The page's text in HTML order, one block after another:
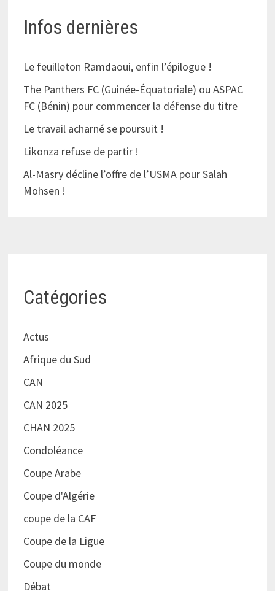
Infos dernières
Le feuilleton Ramdaoui, enfin l’épilogue !
The Panthers FC (Guinée-Équatoriale) ou ASPAC
FC (Bénin) pour commencer la défense du titre
Le travail acharné se poursuit !
Likonza refuse de partir !
Al-Masry décline l’offre de l’USMA pour Salah
Mohsen !
Catégories
Actus
Afrique du Sud
CAN
CAN 2025
CHAN 2025
Condoléance
Coupe Arabe
Coupe d'Algérie
coupe de la CAF
Coupe de la Ligue
Coupe du monde
Débat